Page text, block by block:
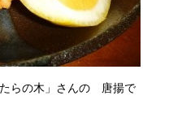
らの木」さんの 唐揚で